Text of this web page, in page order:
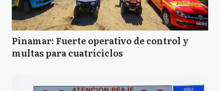
Pinamar: Fuerte operativo de control y
multas para cuatriciclos